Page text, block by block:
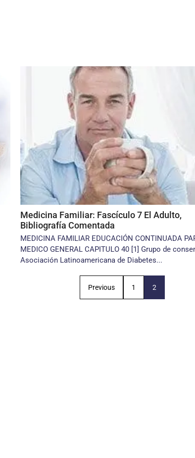
Medicina Familiar: Fascículo 7 El Adulto,
Bibliografía Comentada
MEDICINA FAMILIAR EDUCACIÓN CONTINUADA
MEDICO GENERAL CAPITULO 40 [1] Grupo de
Asociación Latinoamericana de Diabetes...
Previous 1 2